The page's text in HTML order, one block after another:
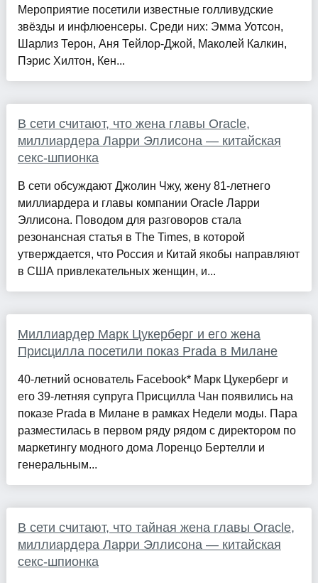
Мероприятие посетили известные голливудские
звёзды и инфлюенсеры. Среди них: Эмма Уотсон,
Шарлиз Терон, Аня Тейлор-Джой, Маколей Калкин,
Пэрис Хилтон, Кен...
В сети считают, что жена главы Oracle,
миллиардера Ларри Эллисона — китайская
секс-шпионка
В сети обсуждают Джолин Чжу, жену 81-летнего
миллиардера и главы компании Oracle Ларри
Эллисона. Поводом для разговоров стала
резонансная статья в The Times, в которой
утверждается, что Россия и Китай якобы направляют
в США привлекательных женщин, и...
Миллиардер Марк Цукерберг и его жена
Присцилла посетили показ Prada в Милане
40-летний основатель Facebook* Марк Цукерберг и
его 39-летняя супруга Присцилла Чан появились на
показе Prada в Милане в рамках Недели моды. Пара
разместилась в первом ряду рядом с директором по
маркетингу модного дома Лоренцо Бертелли и
генеральным...
В сети считают, что тайная жена главы Oracle,
миллиардера Ларри Эллисона — китайская
секс-шпионка